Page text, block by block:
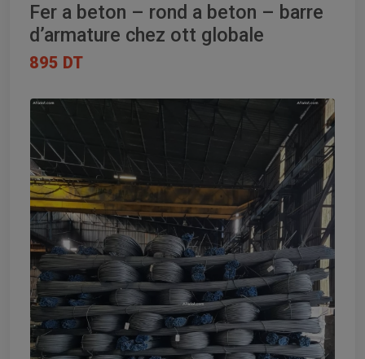
Fer a beton – rond a beton – barre
d’armature chez ott globale
895 DT